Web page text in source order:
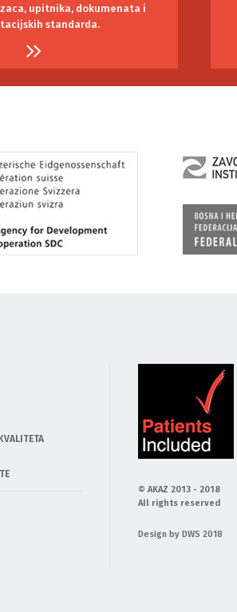
upitnika, dokumenata i
standarda.
© AKAZ 2013 - 2018
All rights reserved
Design by DWS 2018